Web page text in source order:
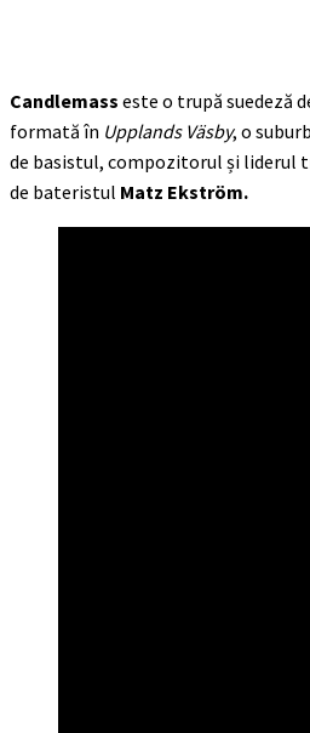
Candlemass este o trupă suedeză
formată în Upplands Väsby, o
de basistul, compozitorul și liderul
de bateristul Matz Ekström.